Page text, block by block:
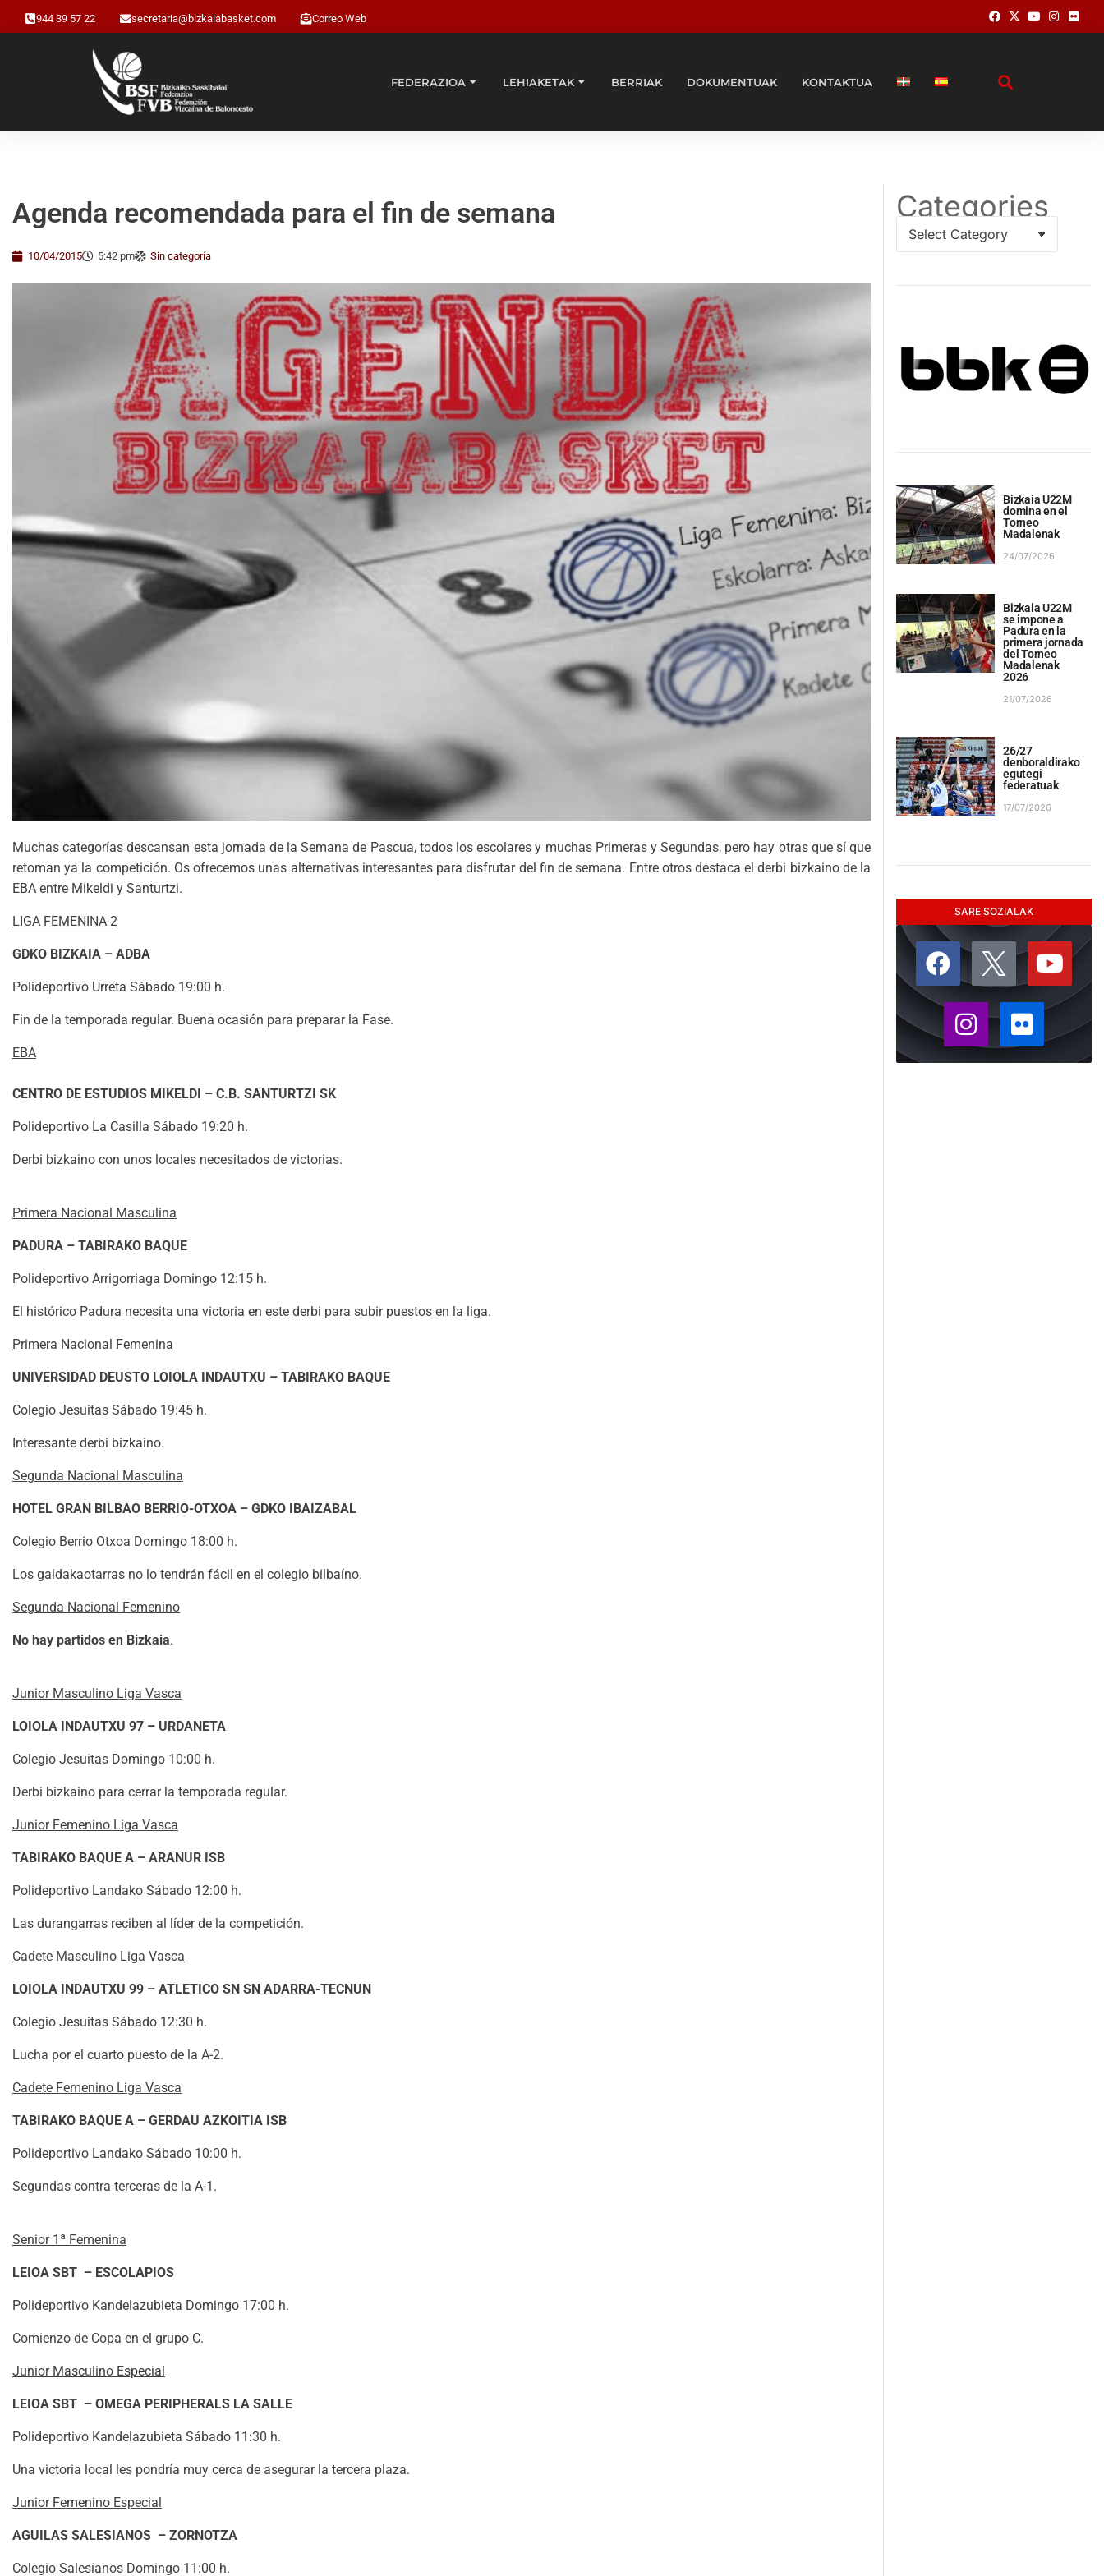
944 39 57 22 secretaria@bizkaiabasket.com Correo Web
FEDERAZIOA LEHIAKETAK BERRIAK DOKUMENTUAK KONTAKTUA
Agenda recomendada para el fin de semana
10/04/2015 5:42 pm Sin categoría
Muchas categorías descansan esta jornada de la Semana de Pascua, todos los escolares y muchas Primeras y Segundas, pero hay otras que sí que
retoman ya la competición. Os ofrecemos unas alternativas interesantes para disfrutar del fin de semana. Entre otros destaca el derbi bizkaino de la
EBA entre Mikeldi y Santurtzi.
LIGA FEMENINA 2
GDKO BIZKAIA – ADBA
Polideportivo Urreta Sábado 19:00 h.
Fin de la temporada regular. Buena ocasión para preparar la Fase.
EBA
CENTRO DE ESTUDIOS MIKELDI – C.B. SANTURTZI SK
Polideportivo La Casilla Sábado 19:20 h.
Derbi bizkaino con unos locales necesitados de victorias.
Primera Nacional Masculina
PADURA – TABIRAKO BAQUE
Polideportivo Arrigorriaga Domingo 12:15 h.
El histórico Padura necesita una victoria en este derbi para subir puestos en la liga.
Primera Nacional Femenina
UNIVERSIDAD DEUSTO LOIOLA INDAUTXU – TABIRAKO BAQUE
Colegio Jesuitas Sábado 19:45 h.
Interesante derbi bizkaino.
Segunda Nacional Masculina
HOTEL GRAN BILBAO BERRIO-OTXOA – GDKO IBAIZABAL
Colegio Berrio Otxoa Domingo 18:00 h.
Los galdakaotarras no lo tendrán fácil en el colegio bilbaíno.
Segunda Nacional Femenino
No hay partidos en Bizkaia.
Junior Masculino Liga Vasca
LOIOLA INDAUTXU 97 – URDANETA
Colegio Jesuitas Domingo 10:00 h.
Derbi bizkaino para cerrar la temporada regular.
Junior Femenino Liga Vasca
TABIRAKO BAQUE A – ARANUR ISB
Polideportivo Landako Sábado 12:00 h.
Las durangarras reciben al líder de la competición.
Cadete Masculino Liga Vasca
LOIOLA INDAUTXU 99 – ATLETICO SN SN ADARRA-TECNUN
Colegio Jesuitas Sábado 12:30 h.
Lucha por el cuarto puesto de la A-2.
Cadete Femenino Liga Vasca
TABIRAKO BAQUE A – GERDAU AZKOITIA ISB
Polideportivo Landako Sábado 10:00 h.
Segundas contra terceras de la A-1.
Senior 1ª Femenina
LEIOA SBT – ESCOLAPIOS
Polideportivo Kandelazubieta Domingo 17:00 h.
Comienzo de Copa en el grupo C.
Junior Masculino Especial
LEIOA SBT – OMEGA PERIPHERALS LA SALLE
Polideportivo Kandelazubieta Sábado 11:30 h.
Una victoria local les pondría muy cerca de asegurar la tercera plaza.
Junior Femenino Especial
AGUILAS SALESIANOS – ZORNOTZA
Colegio Salesianos Domingo 11:00 h.
Categories
Bizkaia U22M
domina en el
Torneo
Madalenak
24/07/2026
Bizkaia U22M
se impone a
Padura en la
primera jornada
del Torneo
Madalenak
2026
21/07/2026
26/27
denboraldirako
egutegi
federatuak
17/07/2026
SARE SOZIALAK